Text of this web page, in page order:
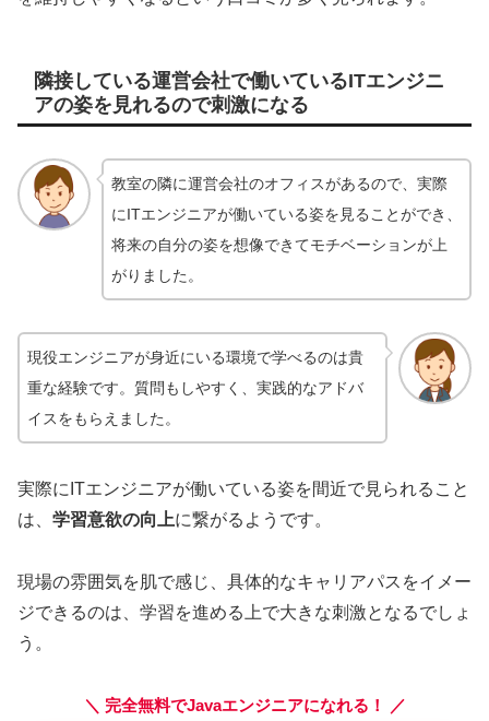
隣接している運営会社で働いているITエンジニ
アの姿を見れるので刺激になる
教室の隣に運営会社のオフィスがあるので、実際
にITエンジニアが働いている姿を見ることができ、
将来の自分の姿を想像できてモチベーションが上
がりました。
現役エンジニアが身近にいる環境で学べるのは貴
重な経験です。質問もしやすく、実践的なアドバ
イスをもらえました。
実際にITエンジニアが働いている姿を間近で見られること
は、 学習意欲の向上に繋がるようです。
現場の雰囲気を肌で感じ、具体的なキャリアパスをイメー
ジできるのは、学習を進める上で大きな刺激となるでしょ
う。
＼ 完全無料でJavaエンジニアになれる！ ／